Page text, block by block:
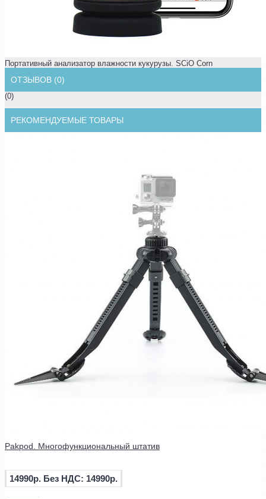
Портативный анализатор влажности кукурузы. SCiO Corn
ОТЗЫВОВ (0)
(0)
РЕКОМЕНДУЕМЫЕ ТОВАРЫ
Pakpod. Многофункциональный штатив
14990р. Без НДС: 14990р.